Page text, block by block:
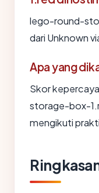
lego-round-
dari Unknown
Apa yang
Skor
storage-box-
mengikuti